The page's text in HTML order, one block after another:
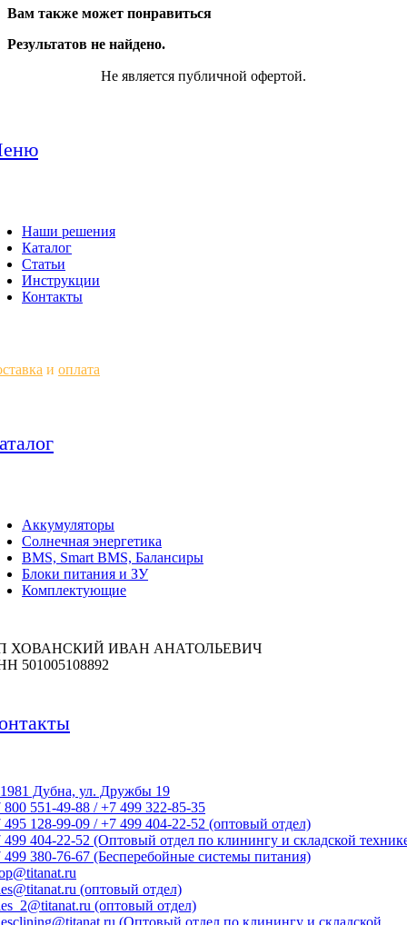
Вам также может понравиться
Результатов не найдено.
Не является публичной офертой.
Наши решения
Каталог
Статьи
Инструкции
Контакты
и оплата
Аккумуляторы
Солнечная энергетика
BMS, Smart BMS, Балансиры
Блоки питания и ЗУ
Комплектующие
ХОВАНСКИЙ ИВАН АНАТОЛЬЕВИЧ
501005108892
Дубна, ул. Дружбы 19
800 551-49-88 / +7 499 322-85-35
495 128-99-09 / +7 499 404-22-52 (оптовый отдел)
499 404-22-52 (Оптовый отдел по клинингу и складской
499 380-76-67 (Бесперебойные системы питания)
(оптовый отдел)
(оптовый отдел)
(Оптовый отдел по клинингу и складской